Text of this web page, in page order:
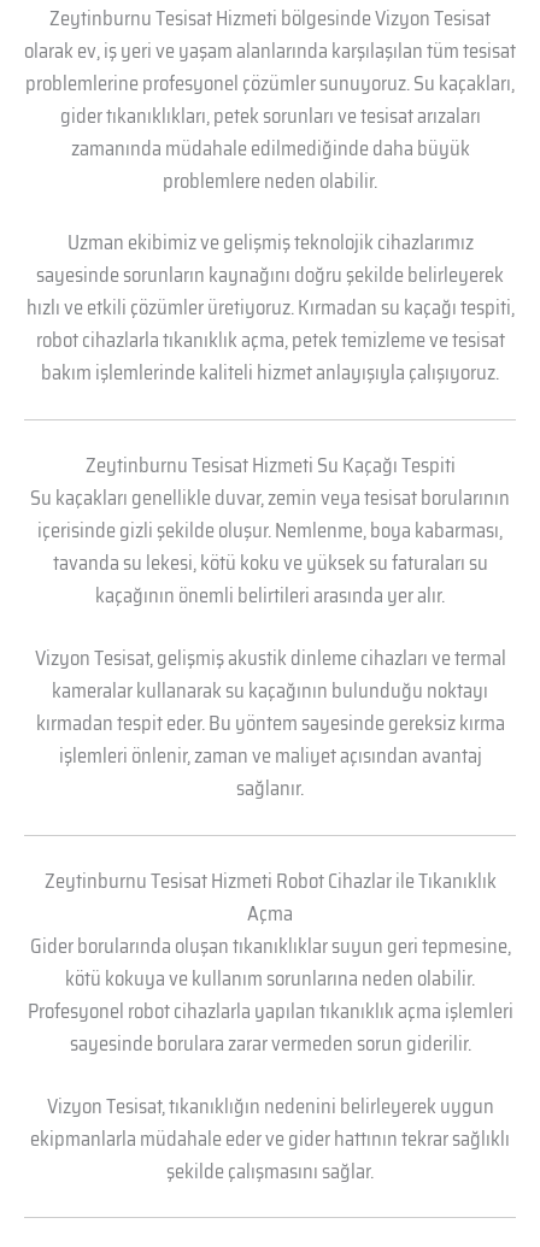
Zeytinburnu Tesisat Hizmeti bölgesinde Vizyon Tesisat
olarak ev, iş yeri ve yaşam alanlarında karşılaşılan tüm tesisat
problemlerine profesyonel çözümler sunuyoruz. Su kaçakları,
gider tıkanıklıkları, petek sorunları ve tesisat arızaları
zamanında müdahale edilmediğinde daha büyük
problemlere neden olabilir.
Uzman ekibimiz ve gelişmiş teknolojik cihazlarımız
sayesinde sorunların kaynağını doğru şekilde belirleyerek
hızlı ve etkili çözümler üretiyoruz. Kırmadan su kaçağı tespiti,
robot cihazlarla tıkanıklık açma, petek temizleme ve tesisat
bakım işlemlerinde kaliteli hizmet anlayışıyla çalışıyoruz.
Zeytinburnu Tesisat Hizmeti Su Kaçağı Tespiti
Su kaçakları genellikle duvar, zemin veya tesisat borularının
içerisinde gizli şekilde oluşur. Nemlenme, boya kabarması,
tavanda su lekesi, kötü koku ve yüksek su faturaları su
kaçağının önemli belirtileri arasında yer alır.
Vizyon Tesisat, gelişmiş akustik dinleme cihazları ve termal
kameralar kullanarak su kaçağının bulunduğu noktayı
kırmadan tespit eder. Bu yöntem sayesinde gereksiz kırma
işlemleri önlenir, zaman ve maliyet açısından avantaj
sağlanır.
Zeytinburnu Tesisat Hizmeti Robot Cihazlar ile Tıkanıklık
Açma
Gider borularında oluşan tıkanıklıklar suyun geri tepmesine,
kötü kokuya ve kullanım sorunlarına neden olabilir.
Profesyonel robot cihazlarla yapılan tıkanıklık açma işlemleri
sayesinde borulara zarar vermeden sorun giderilir.
Vizyon Tesisat, tıkanıklığın nedenini belirleyerek uygun
ekipmanlarla müdahale eder ve gider hattının tekrar sağlıklı
şekilde çalışmasını sağlar.